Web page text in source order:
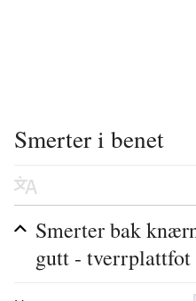
Smerter i benet
Smerter bak
gutt - tverrplattfot